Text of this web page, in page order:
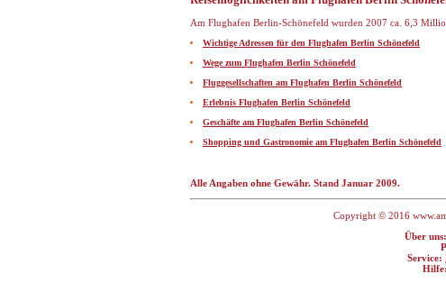
Am Flughafen Berlin-Schönefeld wurden 2007 ca. 6,3
Wichtige Adressen für den Flughafen Berlin Schönefeld
Wege zum Flughafen Berlin Schönefeld
Fluggesellschaften am Flughafen Berlin Schönefeld
Erlebnis Flughafen Berlin Schönefeld
Geschäfte am Flughafen Berlin Schönefeld
Shopping und Gastronomie am Flughafen Berlin Schönefeld
Alle Angaben ohne Gewähr. Stand Januar 2009.
Copyright © 2016
Über uns:
Service:
Hilfe: